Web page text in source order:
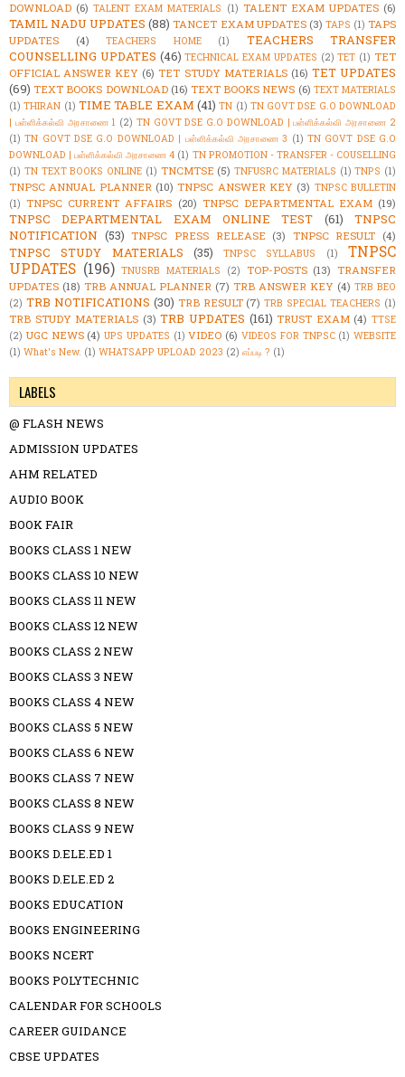
DOWNLOAD (6) TALENT EXAM MATERIALS (1) TALENT EXAM UPDATES (6)
TAMIL NADU UPDATES (88) TANCET EXAM UPDATES (3) TAPS (1) TAPS
UPDATES
(4) TEACHERS HOME (1)
TEACHERS TRANSFER
COUNSELLING UPDATES (46) TECHNICAL EXAM UPDATES (2) TET (1) TET
OFFICIAL ANSWER KEY (6) TET STUDY MATERIALS (16) TET UPDATES
(69) TEXT BOOKS DOWNLOAD (16) TEXT BOOKS NEWS (6) TEXT MATERIALS
(1) THIRAN (1) TIME TABLE EXAM (41) TN (1) TN GOVT DSE G.O DOWNLOAD
| பள்ளிக்கல்வி அரசாணை 1 (2) TN GOVT DSE G.O DOWNLOAD | பள்ளிக்கல்வி அரசாணை 2
(1) TN GOVT DSE G.O DOWNLOAD | பள்ளிக்கல்வி அரசாணை 3 (1) TN GOVT DSE G.O
DOWNLOAD | பள்ளிக்கல்வி அரசாணை 4 (1) TN PROMOTION - TRANSFER - COUSELLING
(1) TN TEXT BOOKS ONLINE (1) TNCMTSE (5) TNFUSRC MATERIALS (1) TNPS (1)
TNPSC ANNUAL PLANNER (10) TNPSC ANSWER KEY (3) TNPSC BULLETIN
(1) TNPSC CURRENT AFFAIRS (20) TNPSC DEPARTMENTAL EXAM (19)
TNPSC DEPARTMENTAL EXAM ONLINE TEST (61)
TNPSC
NOTIFICATION (53) TNPSC PRESS RELEASE (3) TNPSC RESULT (4)
TNPSC STUDY MATERIALS (35) TNPSC SYLLABUS (1)
TNPSC
UPDATES (196) TNUSRB MATERIALS (2) TOP-POSTS (13) TRANSFER
UPDATES (18) TRB ANNUAL PLANNER (7) TRB ANSWER KEY (4) TRB BEO
(2) TRB NOTIFICATIONS (30) TRB RESULT (7) TRB SPECIAL TEACHERS (1)
TRB STUDY MATERIALS (3) TRB UPDATES (161) TRUST EXAM (4) TTSE
(2) UGC NEWS (4) UPS UPDATES (1) VIDEO (6) VIDEOS FOR TNPSC (1) WEBSITE
(1) What's New. (1) WHATSAPP UPLOAD 2023 (2) எப்படி ? (1)
LABELS
@ FLASH NEWS
ADMISSION UPDATES
AHM RELATED
AUDIO BOOK
BOOK FAIR
BOOKS CLASS 1 NEW
BOOKS CLASS 10 NEW
BOOKS CLASS 11 NEW
BOOKS CLASS 12 NEW
BOOKS CLASS 2 NEW
BOOKS CLASS 3 NEW
BOOKS CLASS 4 NEW
BOOKS CLASS 5 NEW
BOOKS CLASS 6 NEW
BOOKS CLASS 7 NEW
BOOKS CLASS 8 NEW
BOOKS CLASS 9 NEW
BOOKS D.ELE.ED 1
BOOKS D.ELE.ED 2
BOOKS EDUCATION
BOOKS ENGINEERING
BOOKS NCERT
BOOKS POLYTECHNIC
CALENDAR FOR SCHOOLS
CAREER GUIDANCE
CBSE UPDATES